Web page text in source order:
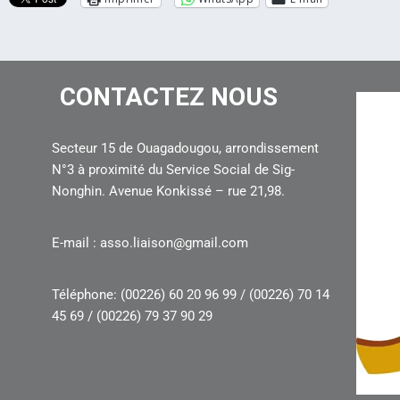
CONTACTEZ NOUS
Secteur 15 de Ouagadougou, arrondissement
N°3 à proximité du Service Social de Sig-
Nonghin. Avenue Konkissé – rue 21,98.
E-mail : asso.liaison@gmail.com
Téléphone: (00226) 60 20 96 99 / (00226) 70 14
45 69 / (00226) 79 37 90 29